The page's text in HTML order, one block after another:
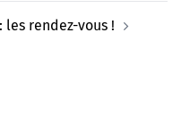
les rendez-vous !